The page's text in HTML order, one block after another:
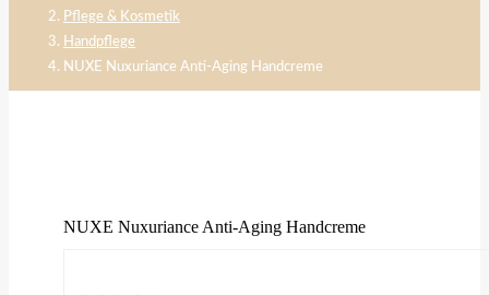
Pflege & Kosmetik
Handpflege
NUXE Nuxuriance Anti-Aging Handcreme
NUXE Nuxuriance Anti-Aging Handcreme